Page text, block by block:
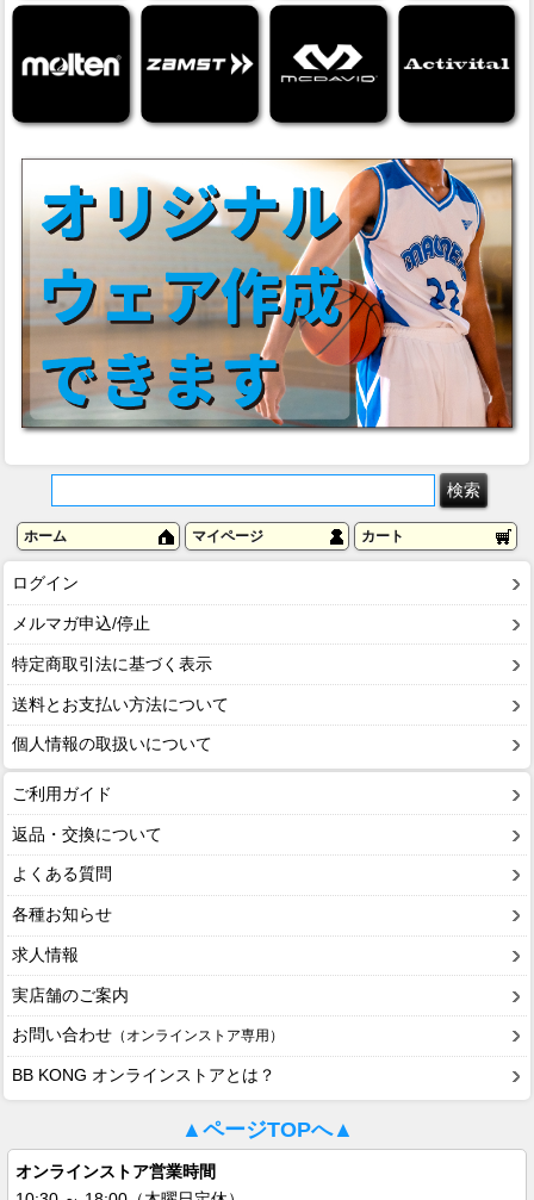
ホーム マイページ カート
ログイン
メルマガ申込/停止
特定商取引法に基づく表示
送料とお支払い方法について
個人情報の取扱いについて
ご利用ガイド
返品・交換について
よくある質問
各種お知らせ
求人情報
実店舗のご案内
お問い合わせ （オンラインストア専用）
BB KONG オンラインストアとは？
▲ページTOPへ▲
オンラインストア営業時間